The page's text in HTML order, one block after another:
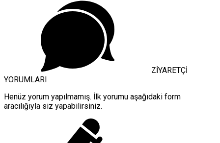
ZİYARETÇİ
YORUMLARI
Henüz yorum yapılmamış. İlk yorumu aşağıdaki form
aracılığıyla siz yapabilirsiniz.